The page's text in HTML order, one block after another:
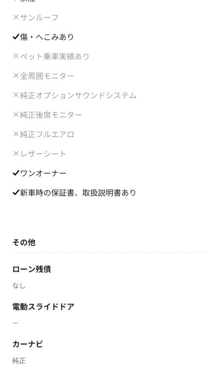
サンルーフ
傷・へこみあり
ペット乗車実績あり
全周囲モニター
純正オプションサウンドシステム
純正後席モニター
純正フルエアロ
レザーシート
ワンオーナー
新車時の保証書、取扱説明書あり
その他
ローン残債
なし
電動スライドドア
－
カーナビ
純正